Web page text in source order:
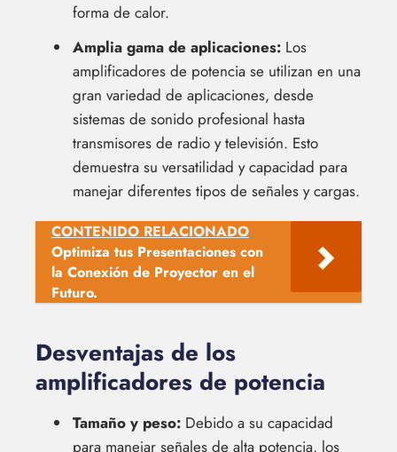
forma de calor.
Amplia gama de aplicaciones: Los
amplificadores de potencia se utilizan en una
gran variedad de aplicaciones, desde
sistemas de sonido profesional hasta
transmisores de radio y televisión. Esto
demuestra su versatilidad y capacidad para
manejar diferentes tipos de señales y cargas.
CONTENIDO RELACIONADO
Optimiza tus Presentaciones con
la Conexión de Proyector en el
Futuro.
Desventajas de los
amplificadores de potencia
Tamaño y peso: Debido a su capacidad
para manejar señales de alta potencia, los